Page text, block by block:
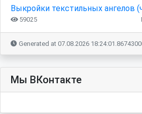
Выкройки текстильных ангелов
59025
Generated at 07.08.2026
Мы ВКонтакте